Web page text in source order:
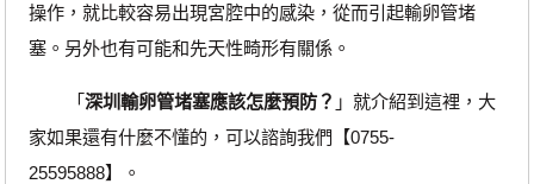
操作，就比較容易出現宮腔中的感染，從而引起輸卵管堵
塞。另外也有可能和先天性畸形有關係。
「 深圳 輸卵管堵塞應該怎麼預防？ 」就介紹到這裡，大
家如果還有什麼不懂的，可以諮詢我們【0755-
25595888】。